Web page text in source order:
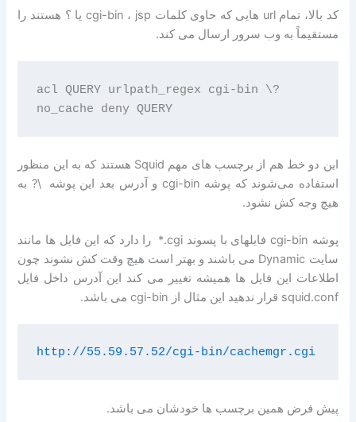
کد بالا، تمام url هایی که حاوی کلمات cgi-bin ، jsp یا ؟ هستند را
مستقیماً به وب سرور ارسال می کند.
acl QUERY urlpath_regex cgi-bin \?
no_cache deny QUERY
این دو خط هم از برچسب های مهم Squid هستند که به این منظور
استفاده می‌شوند که پوشه cgi-bin و آدرس بعد این پوشه ‎ \? به
هیچ وجه کش نشود.
پوشه cgi-bin فایلهای با پسوند ‎ *.cgi را دارد که این فایل ها مانند
سایت Dynamic می باشند و بهتر است هیچ وقت کش نشوند چون
اطلاعات این فایل ها همیشه تغییر می کند این آدرس داخل فایل
squid.conf قرار ندهید این مثال از cgi-bin می باشد.
http://55.59.57.52/cgi-bin/cachemgr.cgi
پیش فرض همین برچسب ها خودشان می باشد.